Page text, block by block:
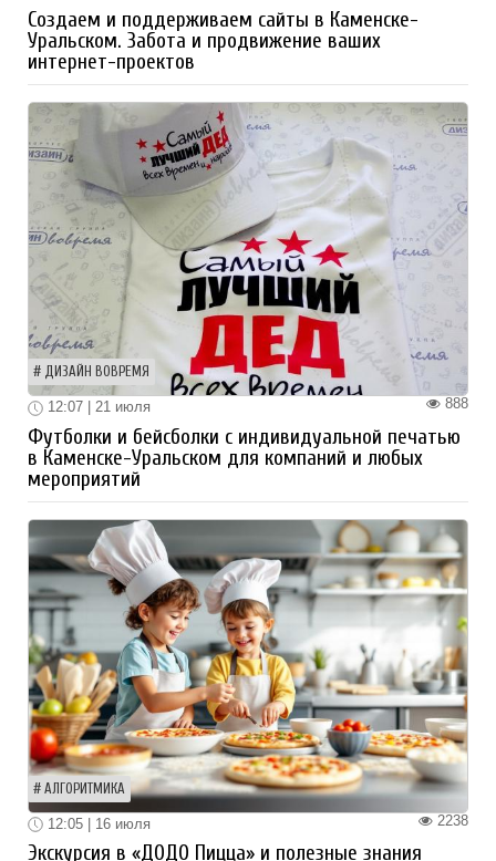
Создаем и поддерживаем сайты в Каменске-
Уральском. Забота и продвижение ваших
интернет-проектов
ДИЗАЙН ВОВРЕМЯ
888
12:07 | 21 июля
Футболки и бейсболки с индивидуальной печатью
в Каменске-Уральском для компаний и любых
мероприятий
АЛГОРИТМИКА
2238
12:05 | 16 июля
Экскурсия в «ДОДО Пицца» и полезные знания